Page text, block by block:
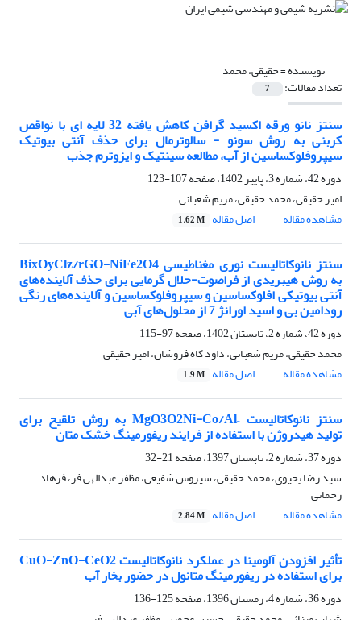
نویسنده =حقیقی، محمد
تعداد مقالات: 7
سنتز نانو ورقه اکسید گرافن کاهش یافته 32 لایه ای با نواقص
کربنی به روش سونو - سالوترمال برای حذف آنتی بیوتیک
سیپروفلوکساسین از آب، مطالعه سینتیک و ایزوترم جذب
دوره 42، شماره 3، پاییز 1402، صفحه
107-123
امیر حقیقی، محمد حقیقی، مریم شعبانی
مشاهده مقاله
اصل مقاله 1.62 M
سنتز نانوکاتالیست نوری مغناطیسی BixOyClz/rGO-NiFe2O4
به روش هیبریدی از فراصوت-حلال گرمایی برای حذف آلاینده‌های
آنتی بیوتیکی افلوکساسین و سیپروفلوکساسین و آلاینده‌های رنگی
رودامین بی و اسید اورانژ 7 از محلول‌های آبی
دوره 42، شماره 2، تابستان 1402، صفحه
97-115
محمد حقیقی، مریم شعبانی، داود کاه فروشان، امیر حقیقی
مشاهده مقاله
اصل مقاله 1.9 M
سنتز نانوکاتالیست –MgO3O2Ni-Co/Al به روش تلقیح برای
تولید هیدروژن با استفاده از فرایند ریفورمینگ خشک متان
دوره 37، شماره 2، تابستان 1397، صفحه
21-32
سید رضا یحیوی، محمد حقیقی، سیروس شفیعی، مظفر عبدالهی فر، فرهاد
رحمانی
مشاهده مقاله
اصل مقاله 2.84 M
تأثیر افزودن آلومینا در عملکرد نانوکاتالیست CuO-ZnO-CeO2
برای استفاده در ریفورمینگ متانول در حضور بخار آب
دوره 36، شماره 4، زمستان 1396، صفحه
125-136